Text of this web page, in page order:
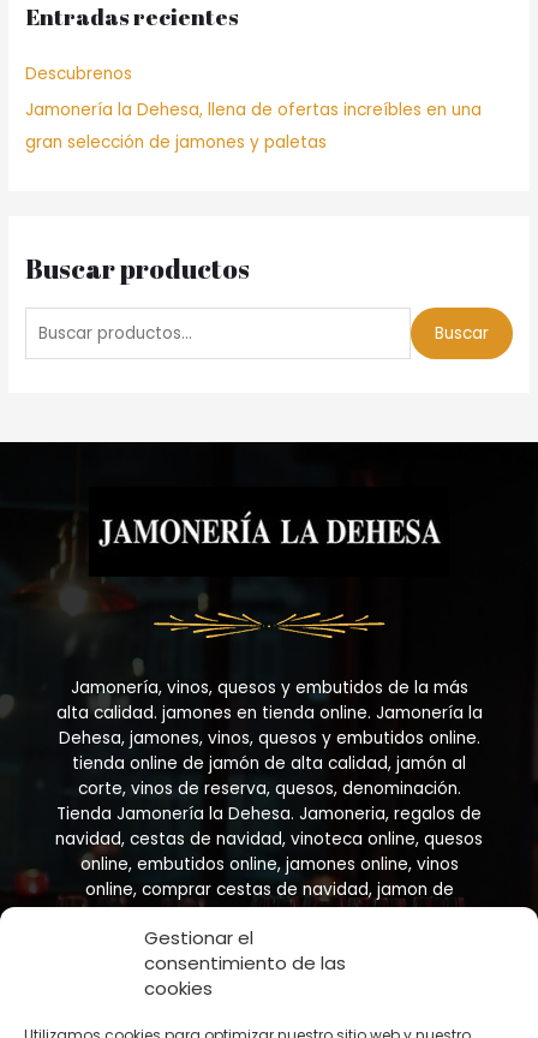
Gestionar el
consentimiento de las
cookies
r
o
r
:
Entradas recientes
Descubrenos
Jamonería la Dehesa, llena de ofertas increíbles en una
gran selección de jamones y paletas
Buscar productos
u
r
Buscar
Jamonería, vinos, quesos y embutidos de la más
alta calidad. jamones en tienda online. Jamonería la
Dehesa, jamones, vinos, quesos y embutidos online.
tienda online de jamón de alta calidad, jamón al
corte, vinos de reserva, quesos, denominación.
Tienda Jamonería la Dehesa. Jamoneria, regalos de
navidad, cestas de navidad, vinoteca online, quesos
online, embutidos online, jamones online, vinos
online, comprar cestas de navidad, jamon de